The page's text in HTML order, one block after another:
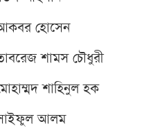
হোসেন
শামস চৌধুরী
শাহিনুল হক
সাইফুল আলম